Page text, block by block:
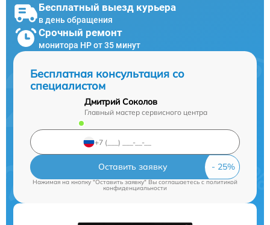
Бесплатный выезд курьера
в день обращения
Срочный ремонт
монитора HP от 35 минут
Бесплатная консультация со
специалистом
Дмитрий Соколов
Главный мастер сервисного центра
Оставить заявку
Нажимая на кнопку "Оставить заявку" Вы соглашаетесь cполитикой
конфиденциальности